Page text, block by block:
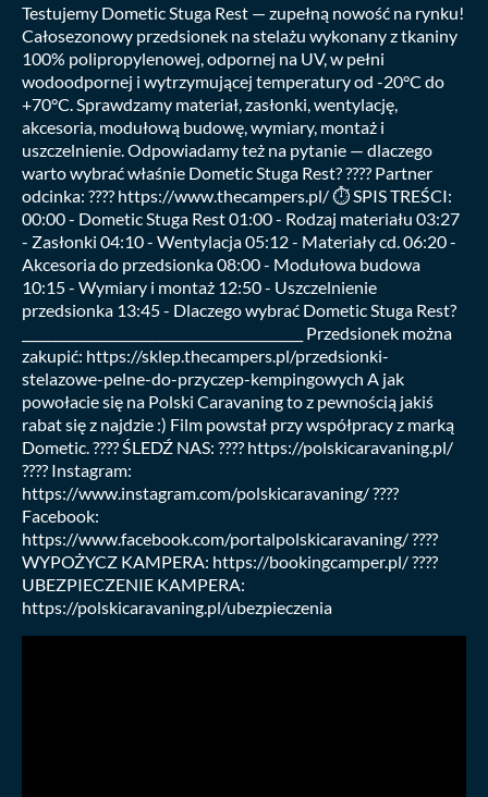
Testujemy Dometic Stuga Rest — zupełną nowość na rynku!
Całosezonowy przedsionek na stelażu wykonany z tkaniny
100% polipropylenowej, odpornej na UV, w pełni
wodoodpornej i wytrzymującej temperatury od -20°C do
+70°C. Sprawdzamy materiał, zasłonki, wentylację,
akcesoria, modułową budowę, wymiary, montaż i
uszczelnienie. Odpowiadamy też na pytanie — dlaczego
warto wybrać właśnie Dometic Stuga Rest? ???? Partner
odcinka: ???? https://www.thecampers.pl/ ⏱️ SPIS TREŚCI:
00:00 - Dometic Stuga Rest 01:00 - Rodzaj materiału 03:27
- Zasłonki 04:10 - Wentylacja 05:12 - Materiały cd. 06:20 -
Akcesoria do przedsionka 08:00 - Modułowa budowa
10:15 - Wymiary i montaż 12:50 - Uszczelnienie
przedsionka 13:45 - Dlaczego wybrać Dometic Stuga Rest?
___________________________________________ Przedsionek można
zakupić: https://sklep.thecampers.pl/przedsionki-
stelazowe-pelne-do-przyczep-kempingowych A jak
powołacie się na Polski Caravaning to z pewnością jakiś
rabat się z najdzie :) Film powstał przy współpracy z marką
Dometic. ???? ŚLEDŹ NAS: ???? https://polskicaravaning.pl/
???? Instagram:
https://www.instagram.com/polskicaravaning/ ????
Facebook:
https://www.facebook.com/portalpolskicaravaning/ ????
WYPOŻYCZ KAMPERA: https://bookingcamper.pl/ ????️
UBEZPIECZENIE KAMPERA:
https://polskicaravaning.pl/ubezpieczenia